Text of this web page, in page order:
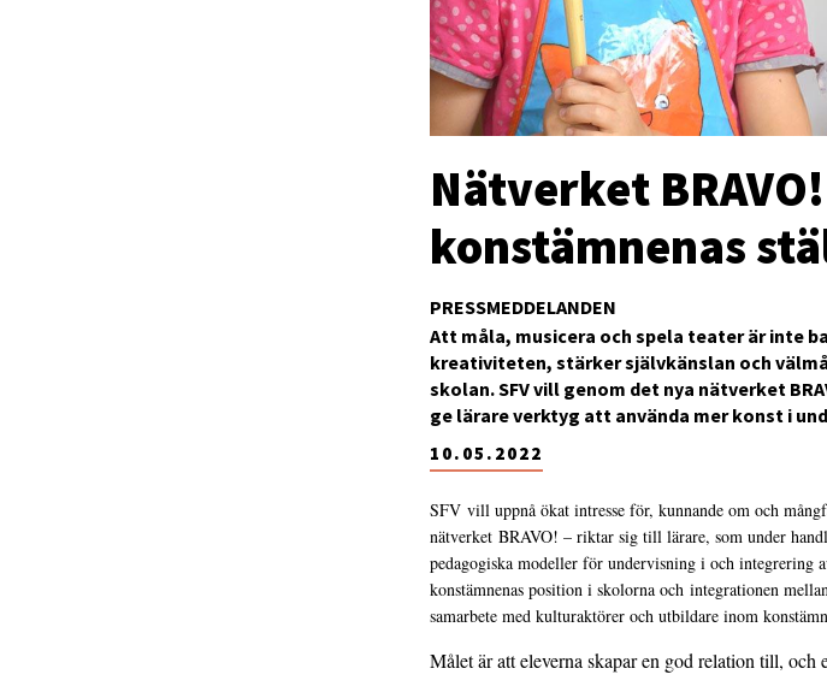
PRESSMEDDELANDEN
Nätverket
konstämnenas
10.05.2022
Att måla, musicera och spela teater är inte
kreativiteten, stärker självkänslan och
skolan. SFV vill genom det nya nätverket
ge lärare verktyg att använda mer konst i
SFV vill uppnå ökat intresse för, kunnande om och
nätverket BRAVO! – riktar sig till lärare, som under
pedagogiska modeller för undervisning i och integrering
konstämnenas position i skolorna och integrationen
samarbete med kulturaktörer och utbildare inom
Målet är att eleverna skapar en god relation till,